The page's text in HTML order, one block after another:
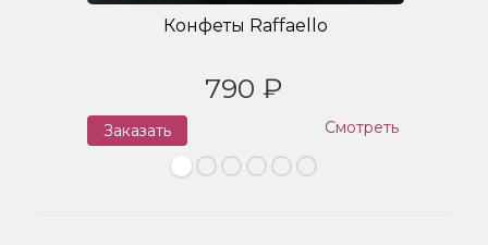
Конфеты Raffaello
790 ₽
Заказать Смотреть